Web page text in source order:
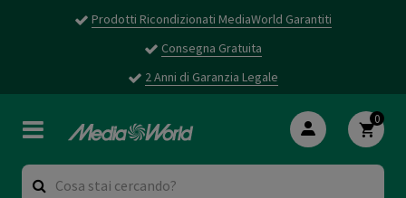
Prodotti Ricondizionati MediaWorld Garantiti
Consegna Gratuita
2 Anni di Garanzia Legale
0